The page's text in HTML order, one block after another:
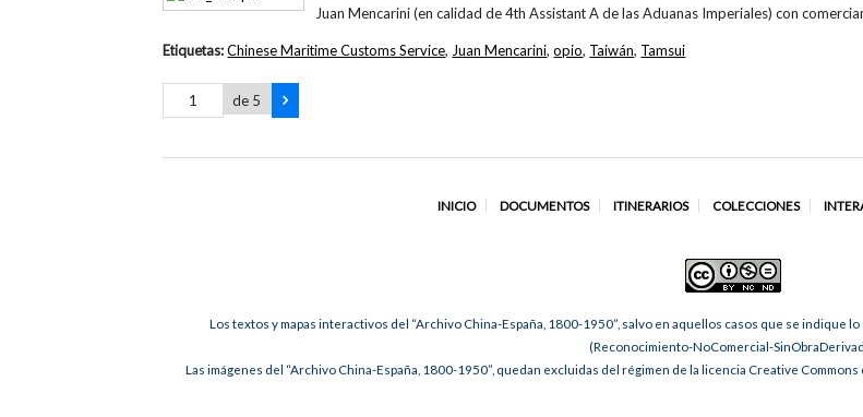
Juan Mencarini (en calidad de 4th Assistant A de las Aduanas Imperiales) con
Etiquetas:Chinese Maritime Customs Service, Juan Mencarini,opio, Taiwán, Tamsui
de 5
INICIO DOCUMENTOS ITINERARIOS COLECCIONES
Los textos y mapas interactivos del “Archivo China-España, 1800-1950”, salvo en aquellos casos que se indique
(Reconocimiento-NoComercial-
Las imágenes del “Archivo China-España, 1800-1950”, quedan excluidas del régimen de la licencia Creative